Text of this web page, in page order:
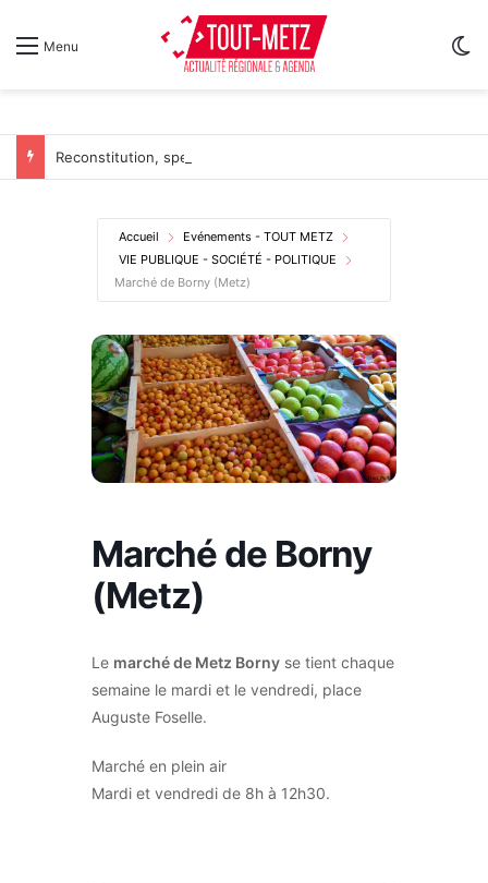
Menu
Accueil
Evénements - TOUT METZ
VIE PUBLIQUE - SOCIÉTÉ - POLITIQUE
Marché de Borny (Metz)
Marché de Borny
(Metz)
Le marché de Metz Borny se tient chaque
semaine le mardi et le vendredi, place
Auguste Foselle.
Marché en plein air
Mardi et vendredi de 8h à 12h30.